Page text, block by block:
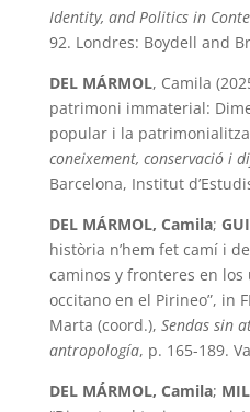
Identity, and Politics in
92. Londres: Boydell and
DEL MÁRMOL, Camila
patrimoni immaterial:
popular i la
coneixement, conservació i
Barcelona, Institut
DEL MÁRMOL, Camila;
història n’hem fet camí i
caminos y fronteres en los
occitano en el Pirineo”, in
Marta (coord.), Sendas sin
antropología, p. 165-189.
DEL MÁRMOL, Camila;